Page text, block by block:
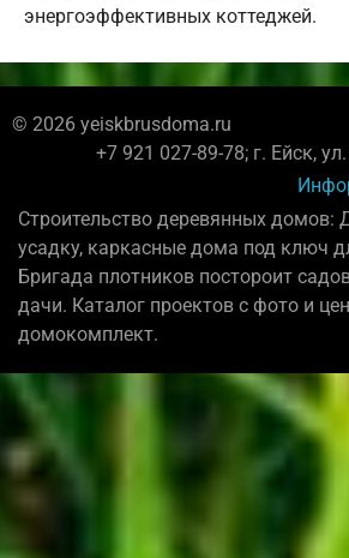
энергоэффективных коттеджей.
© 2026 yeiskbrusdoma.ru
+7 921 027-89-78; г. Ейск,
Строительство деревянных
усадку, каркасные дома под ключ
Бригада плотников постороит
дачи. Каталог проектов с фото и
домокомплект.